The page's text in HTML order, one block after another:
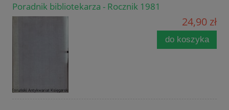
Poradnik bibliotekarza - Rocznik 1981
24,90 zł
do koszyka